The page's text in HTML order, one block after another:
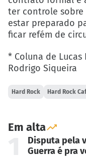
ter controle sobre
estar preparado
ficar refém de
* Coluna de
Rodrigo Siqueira
Hard Rock Hard Rock
Em alta
Disputa pela
Guerra é pra